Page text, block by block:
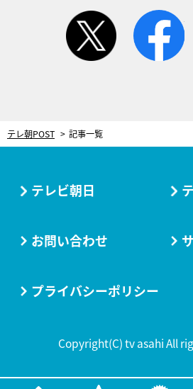
twitter
テレ朝POST 記事一覧
テレビ朝日
お問い合わせ
プライバシーポリシー
Copyright(C) tv asahi All